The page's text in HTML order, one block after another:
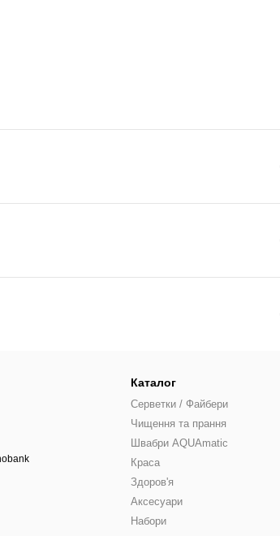
Каталог
Серветки / Файбери
Чищення та прання
Швабри AQUAmatic
Краса
Здоров'я
Аксесуари
Набори